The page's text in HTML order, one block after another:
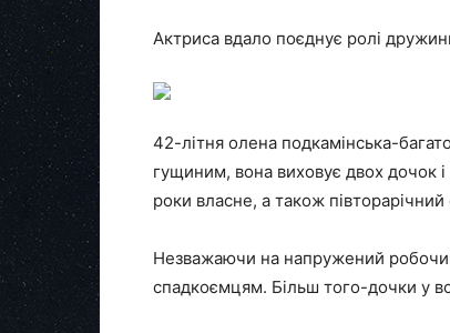
Актриса вдало поєднує ролі
42-літня олена подкамінська-
гущиним, вона виховує двох дочок і
роки власне, а також
Незважаючи на напружений робочий
спадкоємцям. Більш того-дочки у